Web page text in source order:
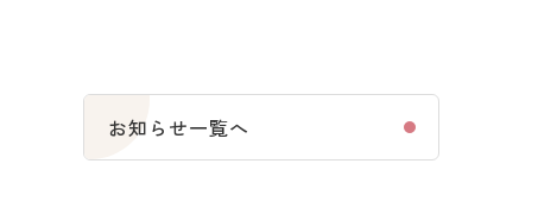
お知らせ一覧へ